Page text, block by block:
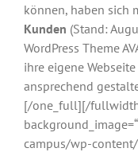
können, haben sich
Kunden (Stand:
WordPress Theme
ihre eigene
ansprechend
[/one_full][/
campus/wp-